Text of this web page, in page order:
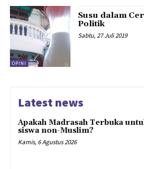
OPINI
Susu dalam
Politik
Sabtu, 27 Juli 2019
Latest news
Apakah Madrasah Terbuka
siswa non-Muslim?
Kamis, 6 Agustus 2026